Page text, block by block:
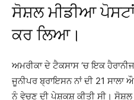
ਸੋਸ਼ਲ ਮੀਡੀਆ
ਕਰ ਲਿਆ।
ਅਮਰੀਕਾ ਦੇ ਟੈਕਸਾਸ ‘ਚ ਇਕ
ਜੂਨੀਪਰ ਬ੍ਰਾਇਸਨ ਨਾਂ ਦੀ 21
ਨੂੰ ਵੇਚਣ ਦੀ ਪੇਸ਼ਕਸ਼ ਕੀਤੀ ਸੀ।